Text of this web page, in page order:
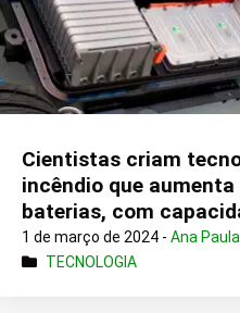
Cientistas criam
incêndio que
baterias, com
1 de março de 2024 - Ana
TECNOLOGIA